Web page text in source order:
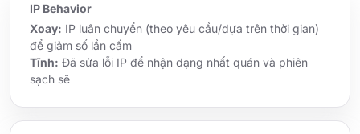
IP Behavior
Xoay: IP luân chuyển (theo yêu cầu/dựa trên thời gian)
để giảm số lần cấm
Tĩnh: Đã sửa lỗi IP để nhận dạng nhất quán và phiên
sạch sẽ